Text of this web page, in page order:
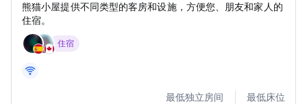
熊猫小屋提供不同类型的客房和设施，方便您、朋友和家人的
住宿。
住宿
最低独立房间 最低床位